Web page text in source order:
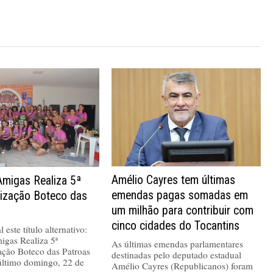
Realiza 5ª
Boteco das
este título alternativo:
Realiza 5ª
Boteco das Patroas
domingo, 22 de
Amélio Cayres tem últimas
emendas pagas somadas em
um milhão para contribuir com
cinco cidades do Tocantins
As últimas emendas parlamentares
destinadas pelo deputado estadual
Amélio Cayres (Republicanos) foram